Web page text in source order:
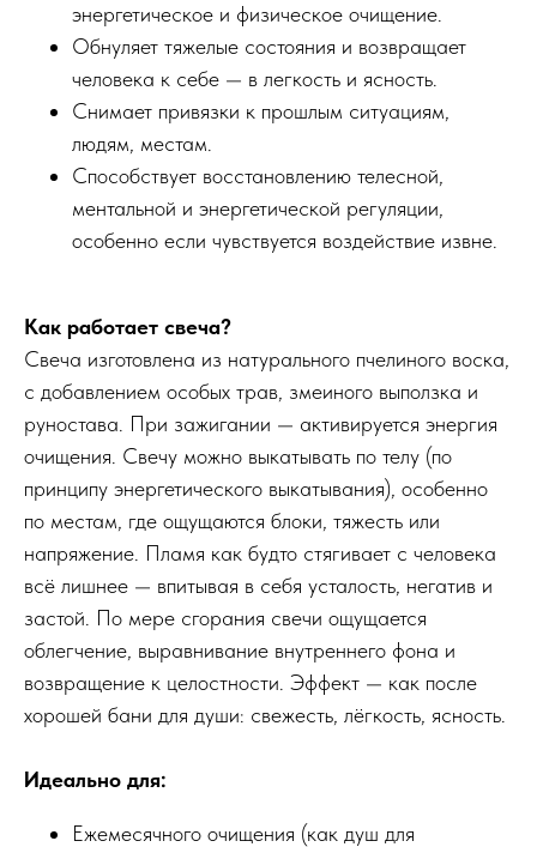
энергетическое и физическое очищение.
Обнуляет тяжелые состояния и возвращает
человека к себе — в легкость и ясность.
Снимает привязки к прошлым ситуациям,
людям, местам.
Способствует восстановлению телесной,
ментальной и энергетической регуляции,
особенно если чувствуется воздействие извне.
Как работает свеча?
Свеча изготовлена из натурального пчелиного воска,
с добавлением особых трав, змеиного выползка и
руностава. При зажигании — активируется энергия
очищения. Свечу можно выкатывать по телу (по
принципу энергетического выкатывания), особенно
по местам, где ощущаются блоки, тяжесть или
напряжение. Пламя как будто стягивает с человека
всё лишнее — впитывая в себя усталость, негатив и
застой. По мере сгорания свечи ощущается
облегчение, выравнивание внутреннего фона и
возвращение к целостности. Эффект — как после
хорошей бани для души: свежесть, лёгкость, ясность.
Идеально для:
Ежемесячного очищения (как душ для